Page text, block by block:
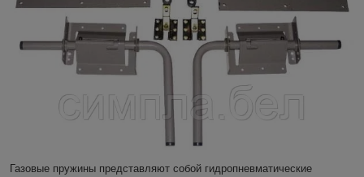
Газовые пружины представляют собой гидропневматические